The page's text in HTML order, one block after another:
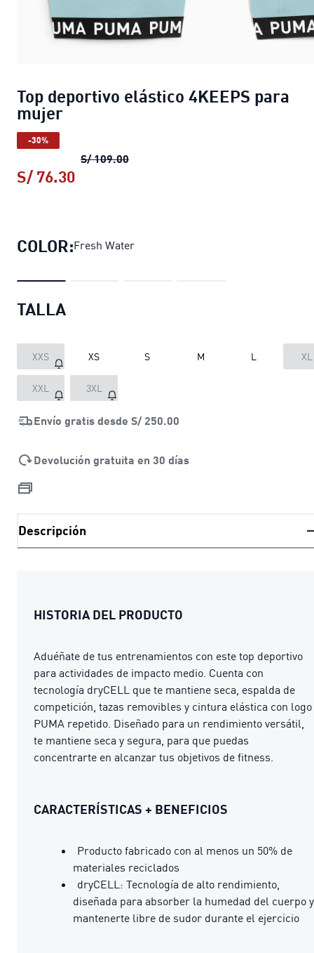
Top deportivo elástico 4KEEPS para
mujer
-30%
S/ 109.00Top deportivo elástico 4KEEPS
S/ 76.30
COLOR:Fresh Water
TALLA
XXS XS S M L XL
XXL 3XL
Envío gratis desde S/ 250.00
Devolución gratuita en 30 días
Descripción
HISTORIA DEL PRODUCTO
Aduéñate de tus entrenamientos con este top deportivo
para actividades de impacto medio. Cuenta con
tecnología dryCELL que te mantiene seca, espalda de
competición, tazas removibles y cintura elástica con logo
PUMA repetido. Diseñado para un rendimiento versátil,
te mantiene seca y segura, para que puedas
concentrarte en alcanzar tus objetivos de fitness.
CARACTERÍSTICAS + BENEFICIOS
Producto fabricado con al menos un 50% de
materiales reciclados
dryCELL: Tecnología de alto rendimiento,
diseñada para absorber la humedad del cuerpo y
mantenerte libre de sudor durante el ejercicio